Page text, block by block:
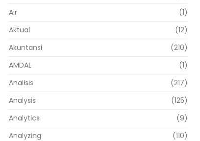
Air
(1)
Aktual
(12)
Akuntansi
(210)
AMDAL
(1)
Analisis
(217)
Analysis
(125)
Analytics
(9)
Analyzing
(110)